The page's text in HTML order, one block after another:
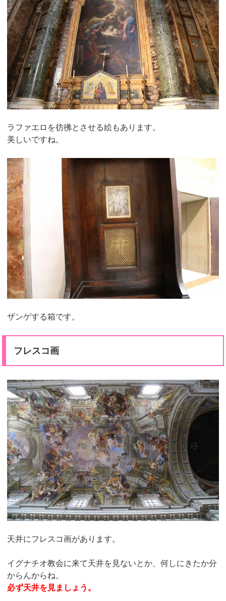
ラファエロを彷彿とさせる絵もあります。
美しいですね。
ザンゲする箱です。
フレスコ画
天井にフレスコ画があります。
イグナチオ教会に来て天井を見ないとか、何しにきたか分
からんからね。
必ず天井を見ましょう。